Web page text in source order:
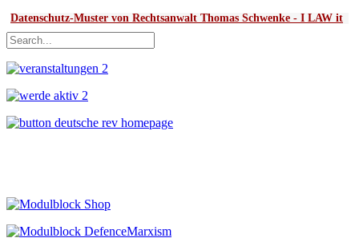
Datenschutz-Muster von Rechtsanwalt Thomas Schwenke - I LAW it